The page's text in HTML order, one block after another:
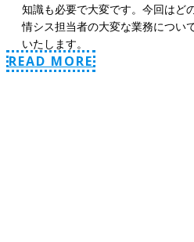
知識も必要で大変です。今回はど
情シス担当者の大変な業務につい
いたします。
READ MORE